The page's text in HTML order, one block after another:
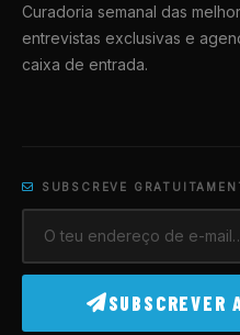
Curadoria semanal das
entrevistas exclusivas e
caixa de entrada.
SUBSCREVE
SUBSCREVER